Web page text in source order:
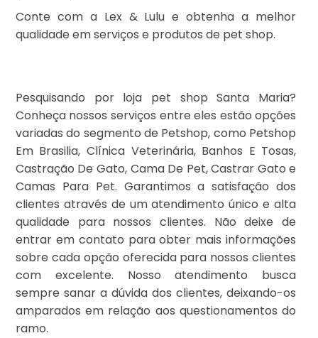
Conte com a Lex & Lulu e obtenha a melhor
qualidade em serviços e produtos de pet shop.
Pesquisando por loja pet shop Santa Maria?
Conheça nossos serviços entre eles estão opções
variadas do segmento de Petshop, como Petshop
Em Brasilia, Clínica Veterinária, Banhos E Tosas,
Castração De Gato, Cama De Pet, Castrar Gato e
Camas Para Pet. Garantimos a satisfação dos
clientes através de um atendimento único e alta
qualidade para nossos clientes. Não deixe de
entrar em contato para obter mais informações
sobre cada opção oferecida para nossos clientes
com excelente. Nosso atendimento busca
sempre sanar a dúvida dos clientes, deixando-os
amparados em relação aos questionamentos do
ramo.